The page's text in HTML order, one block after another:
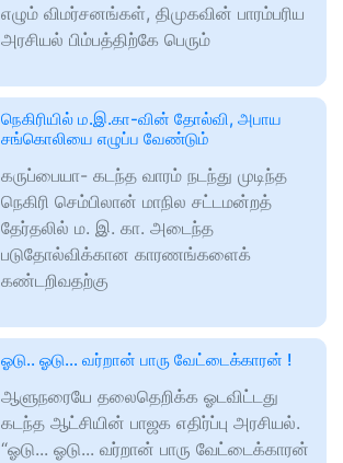
எழும் விமர்சனங்கள், திமுகவின் பாரம்பரிய
அரசியல் பிம்பத்திற்கே பெரும்
நெகிரியில் ம.இ.கா-வின் தோல்வி, அபாய
சங்கொலியை எழுப்ப வேண்டும்
கருப்பையா- கடந்த வாரம் நடந்து முடிந்த
நெகிரி செம்பிலான் மாநில சட்டமன்றத்
தேர்தலில் ம. இ. கா. அடைந்த
படுதோல்விக்கான காரணங்களைக்
கண்டறிவதற்கு
ஓடு.. ஓடு… வர்றான் பாரு வேட்டைக்காரன் !
ஆளுநரையே தலைதெறிக்க ஓடவிட்டது
கடந்த ஆட்சியின் பாஜக எதிர்ப்பு அரசியல்.
“ஓடு... ஓடு... வர்றான் பாரு வேட்டைக்காரன்